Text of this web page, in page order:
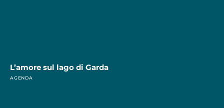
L’amore sul lago di Garda
AGENDA